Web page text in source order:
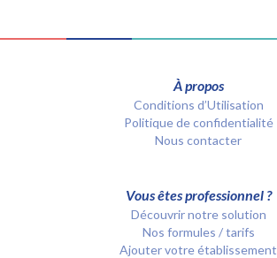
À propos
Conditions d’Utilisation
Politique de confidentialité
Nous contacter
Vous êtes professionnel ?
Découvrir notre solution
Nos formules / tarifs
Ajouter votre établissement